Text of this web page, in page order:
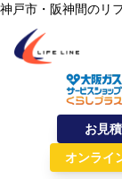
内容をスキップ
神戸市・阪神間のリ
株式会社ライフ
お見
オンライ